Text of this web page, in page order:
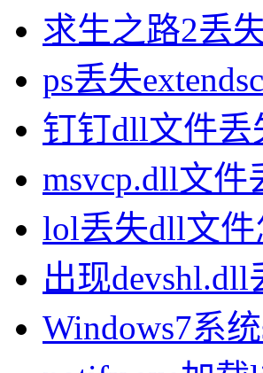
求生之路2丢
ps丢失
钉钉dll文件丢
msvcp.dll文
lol丢失dll文件
出现
Windows7系